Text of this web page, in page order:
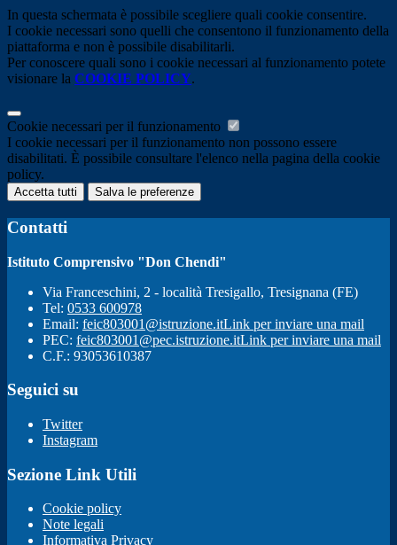
In questa schermata è possibile scegliere quali cookie consentire.
I cookie necessari sono quelli che consentono il funzionamento della
piattaforma e non è possibile disabilitarli.
Per conoscere quali sono i cookie necessari al funzionamento potete
visionare la COOKIE POLICY.
Cookie necessari per il funzionamento
I cookie necessari per il funzionamento non possono essere
disabilitati. È possibile consultare l'elenco nella pagina della cookie
policy.
Accetta tutti Salva le preferenze
Contatti
Istituto Comprensivo "Don Chendi"
Via Franceschini, 2 - località Tresigallo, Tresignana (FE)
Tel: 0533 600978
Email: feic803001@istruzione.itLink per inviare una mail
PEC: feic803001@pec.istruzione.itLink per inviare una mail
C.F.: 93053610387
Seguici su
Twitter
Instagram
Sezione Link Utili
Cookie policy
Note legali
Informativa Privacy